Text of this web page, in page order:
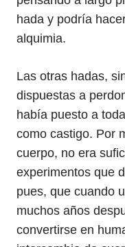
hada y podría
alquimia.
Las otras hadas,
dispuestas a
había puesto a
como castigo. Por
cuerpo, no era
experimentos que
pues, que cuando
muchos años
convertirse en